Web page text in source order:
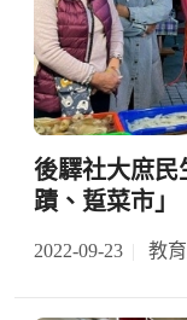
後驛社大庶民
蹟、踅菜市」
2022-09-23 教